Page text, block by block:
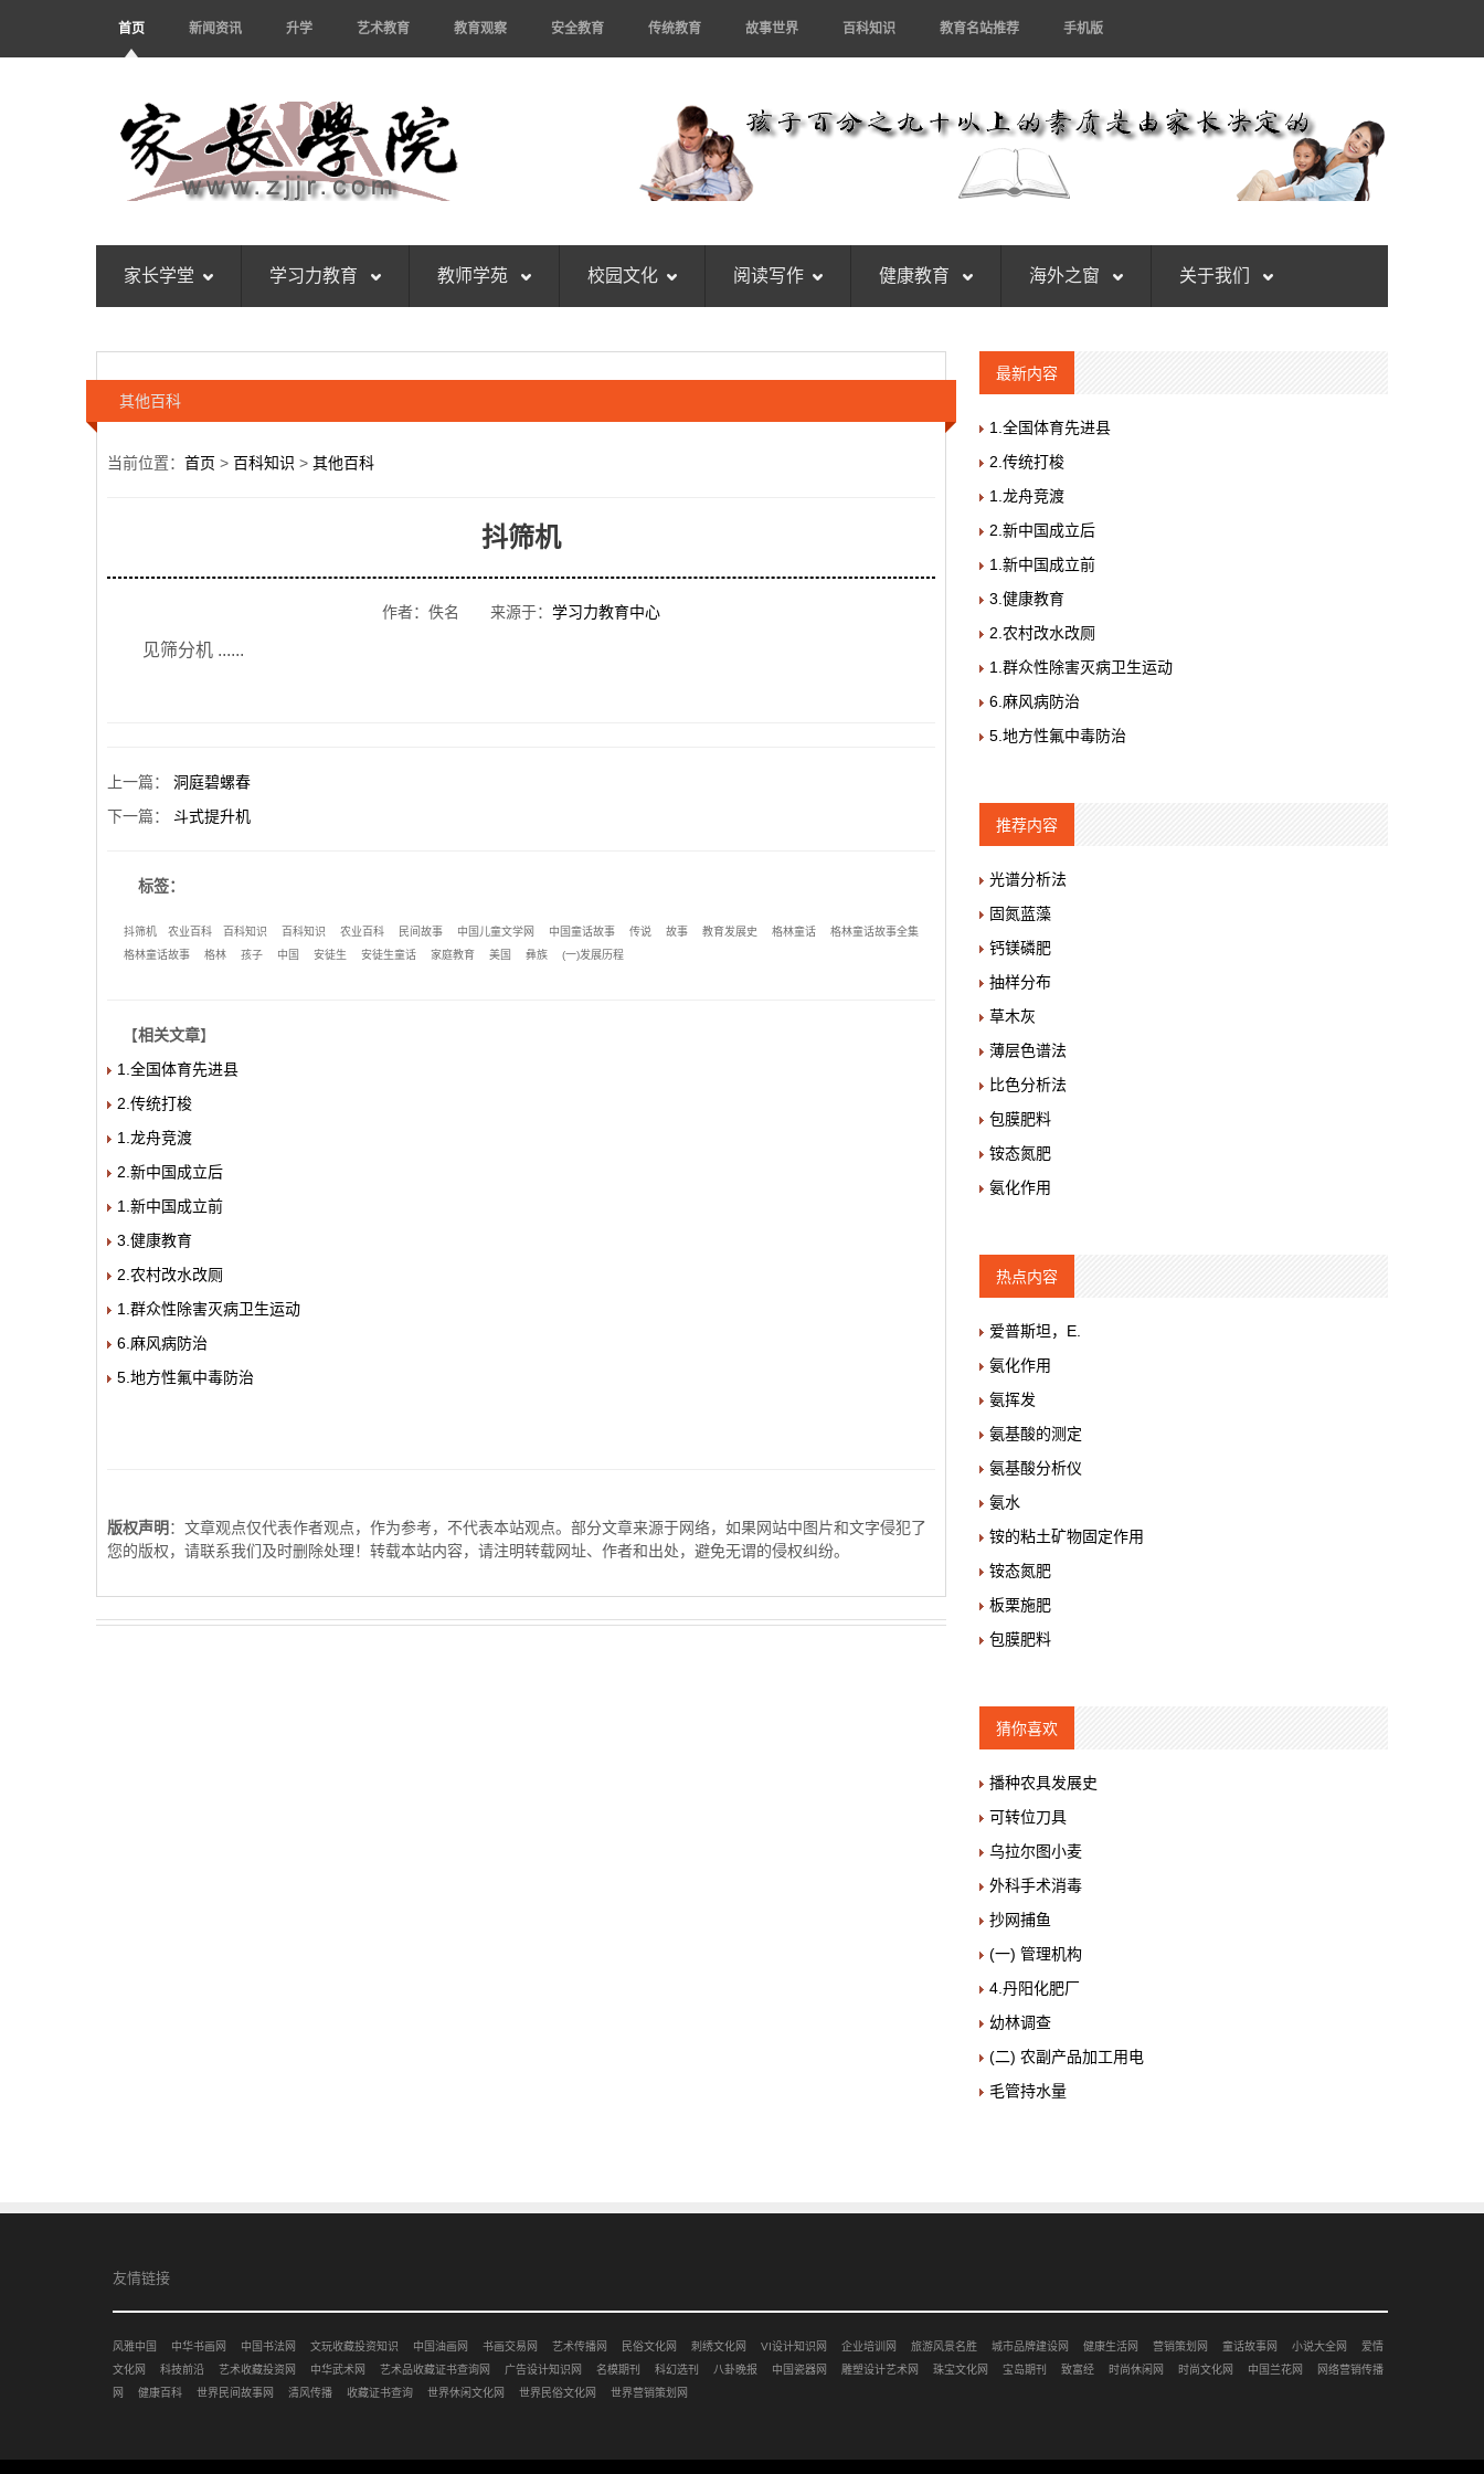
首页 新闻资讯 升学 艺术教育 教育观察 安全教育 传统教育 故事世界 百科知识 教育名站推荐 手机版
家长学堂 学习力教育 教师学苑 校园文化 阅读写作 健康教育 海外之窗 关于我们
其他百科
当前位置： 首页 > 百科知识 > 其他百科
抖筛机
作者：佚名 来源于： 学习力教育中心
见筛分机 ......
上一篇： 洞庭碧螺春
下一篇： 斗式提升机
标签：
抖筛机 农业百科 百科知识 百科知识 农业百科 民间故事 中国儿童文学网 中国童话故事 传说 故事 教育发展史 格林童话
格林童话故事全集
格林童话故事
格林 孩子 中国 安徒生 安徒生童话 家庭教育 美国 彝族 (一)发展历程
【相关文章】
1.全国体育先进县
2.传统打梭
1.龙舟竞渡
2.新中国成立后
1.新中国成立前
3.健康教育
2.农村改水改厕
1.群众性除害灭病卫生运动
6.麻风病防治
5.地方性氟中毒防治
版权声明 ：文章观点仅代表作者观点，作为参考，不代表本站观点。部分文章来源于网络，如果网站中图片和文字侵犯了
您的版权，请联系我们及时删除处理！转载本站内容，请注明转载网址、作者和出处，避免无谓的侵权纠纷。
最新内容
1.全国体育先进县
2.传统打梭
1.龙舟竞渡
2.新中国成立后
1.新中国成立前
3.健康教育
2.农村改水改厕
1.群众性除害灭病卫生运动
6.麻风病防治
5.地方性氟中毒防治
推荐内容
光谱分析法
固氮蓝藻
钙镁磷肥
抽样分布
草木灰
薄层色谱法
比色分析法
包膜肥料
铵态氮肥
氨化作用
热点内容
爱普斯坦，E.
氨化作用
氨挥发
氨基酸的测定
氨基酸分析仪
氨水
铵的粘土矿物固定作用
铵态氮肥
板栗施肥
包膜肥料
猜你喜欢
播种农具发展史
可转位刀具
乌拉尔图小麦
外科手术消毒
抄网捕鱼
(一) 管理机构
4.丹阳化肥厂
幼林调查
(二) 农副产品加工用电
毛管持水量
友情链接
风雅中国 中华书画网 中国书法网 文玩收藏投资知识 中国油画网 书画交易网 艺术传播网 民俗文化网 刺绣文化网 VI设计知识网 企业培训网 旅游风景名胜 城市品牌建设网 健康生活网 营销策划网 童话故事网 小说大全网
爱情
文化网
科技前沿 艺术收藏投资网 中华武术网 艺术品收藏证书查询网 广告设计知识网 名模期刊 科幻选刊 八卦晚报 中国瓷器网 雕塑设计艺术网 珠宝文化网 宝岛期刊 致富经 时尚休闲网 时尚文化网 中国兰花网
网络营销传播
网
健康百科 世界民间故事网 清风传播 收藏证书查询 世界休闲文化网 世界民俗文化网 世界营销策划网